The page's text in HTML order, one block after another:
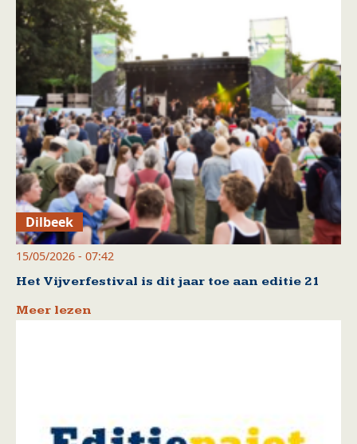
Dilbeek
15/05/2026 - 07:42
Het Vijverfestival is dit jaar toe aan editie 21
Meer lezen